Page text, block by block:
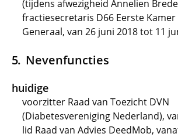
(tijdens afwezigheid Annelien
fractiesecretaris D66 Eerste
Generaal, van 26 juni 2018 tot 11
Nevenfuncties
huidige
voorzitter Raad van Toezicht DVN
(Diabetesvereniging Nederland),
lid Raad van Advies DeedMob,